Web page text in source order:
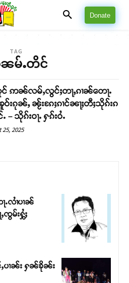
Donate
TAG
မ်ႉတိင်
ဢၼ်လမ်ႇလွင်ႈတႃႇၵၢၼ်တေႃႉ
ဝ်းၵုၼ်ႇ ၼႂ်းၵႄႈၵၢင်ၼႃႈတီႈသိုၵ်းၵ
ႉ – သိုၵ်းဝႃႉ ႁၵ်းဝႆႉ
25, 2025
ႉလၢႆပၢၼ်
ၸွမ်းႁွႆႈ
ပၢၼ်း ႁၼ်ၶိုၼ်း